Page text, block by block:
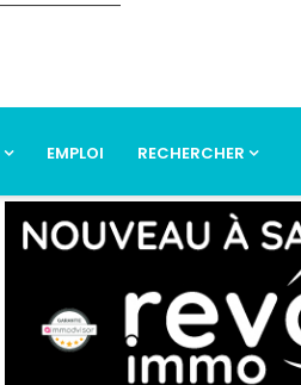
EMPLOI RECHERCHER